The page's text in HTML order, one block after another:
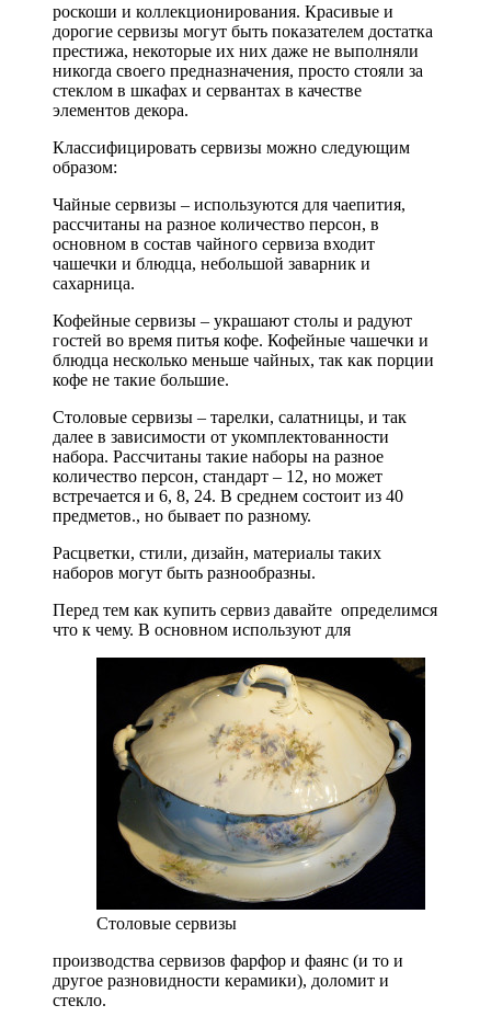
роскоши и коллекционирования. Красивые и
дорогие сервизы могут быть показателем достатка
престижа, некоторые их них даже не выполняли
никогда своего предназначения, просто стояли за
стеклом в шкафах и сервантах в качестве
элементов декора.
Классифицировать сервизы можно следующим
образом:
Чайные сервизы – используются для чаепития,
рассчитаны на разное количество персон, в
основном в состав чайного сервиза входит
чашечки и блюдца, небольшой заварник и
сахарница.
Кофейные сервизы – украшают столы и радуют
гостей во время питья кофе. Кофейные чашечки и
блюдца несколько меньше чайных, так как порции
кофе не такие большие.
Столовые сервизы – тарелки, салатницы, и так
далее в зависимости от укомплектованности
набора. Рассчитаны такие наборы на разное
количество персон, стандарт – 12, но может
встречается и 6, 8, 24. В среднем состоит из 40
предметов., но бывает по разному.
Расцветки, стили, дизайн, материалы таких
наборов могут быть разнообразны.
Перед тем как купить сервиз давайте определимся
что к чему. В основном используют для
Столовые сервизы
производства сервизов фарфор и фаянс (и то и
другое разновидности керамики), доломит и
стекло.